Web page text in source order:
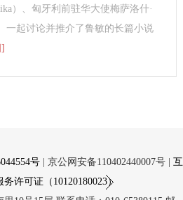
）、匈牙利前驻华大使梅萨洛什·
一起讨论并推介了鲁敏的长篇小说
号| 京公网安备110402440007号 | 互
许可证（10120180023）